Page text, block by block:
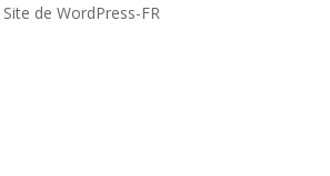
Site de WordPress-FR